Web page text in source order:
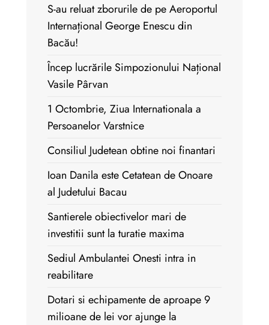
S-au reluat zborurile de pe Aeroportul
Internațional George Enescu din
Bacău!
Încep lucrările Simpozionului Național
Vasile Pârvan
1 Octombrie, Ziua Internationala a
Persoanelor Varstnice
Consiliul Judetean obtine noi finantari
Ioan Danila este Cetatean de Onoare
al Judetului Bacau
Santierele obiectivelor mari de
investitii sunt la turatie maxima
Sediul Ambulantei Onesti intra in
reabilitare
Dotari si echipamente de aproape 9
milioane de lei vor ajunge la